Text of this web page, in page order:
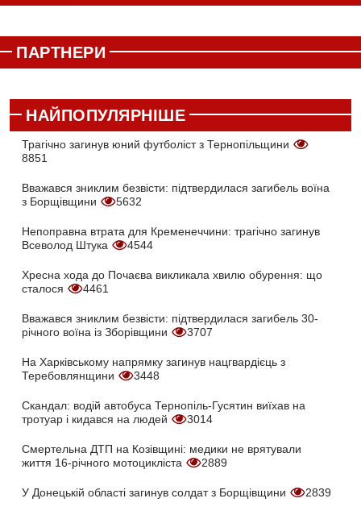
ПАРТНЕРИ
НАЙПОПУЛЯРНІШЕ
Трагічно загинув юний футболіст з Тернопільщини
8851
Вважався зниклим безвісти: підтвердилася загибель воїна
з Борщівщини
5632
Непоправна втрата для Кременеччини: трагічно загинув
Всеволод Штука
4544
Хресна хода до Почаєва викликала хвилю обурення: що
сталося
4461
Вважався зниклим безвісти: підтвердилася загибель 30-
річного воїна із Зборівщини
3707
На Харківському напрямку загинув нацгвардієць з
Теребовлянщини
3448
Скандал: водій автобуса Тернопіль-Гусятин виїхав на
тротуар і кидався на людей
3014
Смертельна ДТП на Козівщині: медики не врятували
життя 16-річного мотоцикліста
2889
У Донецькій області загинув солдат з Борщівщини 2839